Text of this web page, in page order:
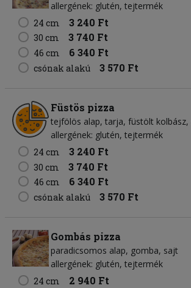
allergének: glutén, tejtermék
24 cm
3 240 Ft
30 cm 3 740 Ft
46 cm 6 340 Ft
csónak alakú 3 570 Ft
Füstös pizza
tejfölös alap tarja füstölt kolbász
allergének: glutén, tejtermék
24 cm
3 240 Ft
30 cm 3 740 Ft
46 cm 6 340 Ft
csónak alakú 3 570 Ft
Gombás pizza
paradicsomos alap gomba sajt
allergének: glutén, tejtermék
24 cm
2 940 Ft